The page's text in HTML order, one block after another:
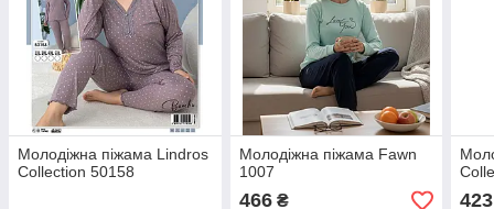
Молодіжна піжама Lindros
Collection 50158
Молодіжна піжама Fawn
1007
466₴ 423